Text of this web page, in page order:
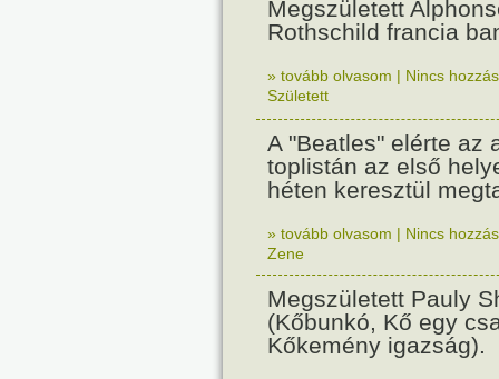
Megszületett
Rothschild francia
» tovább olvasom | Nincs
Született
A "Beatles" elérte az
toplistán az első
héten keresztül
» tovább olvasom | Nincs
Zene
Megszületett Pauly
(Kőbunkó, Kő egy
Kőkemény igazság).